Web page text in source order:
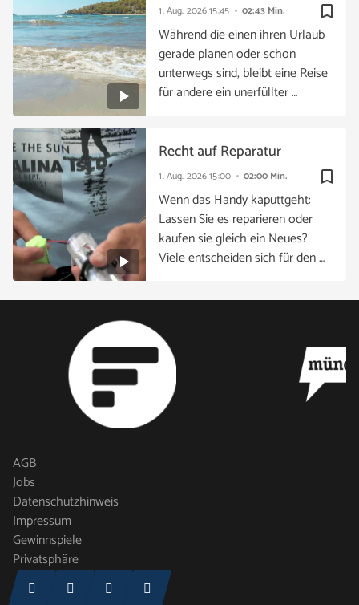
bookmark_border
1. Aug. 202615:45 02:43 Min.
Während die einen ihren Urlaub
gerade planen oder schon
unterwegs sind, bleibt eine Reise
für andere ein unerfüllter …
bookmark_border
1. Aug. 202615:00 02:00 Min.
Recht auf Reparatur
Wenn das Handy kaputtgeht:
Lassen Sie es reparieren oder
kaufen sie gleich ein Neues?
Viele entscheiden sich für den …
AGB
Jobs
Datenschutzhinweis
Impressum
Gewinnspiele
Privatsphäre